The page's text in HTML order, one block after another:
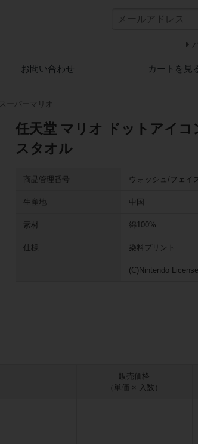
お問い合わせ カートを見
スーパーマリオ
任天堂 マリオ ドットアイ
スタオル
商品管理番号 ウォッシュ/フェイ
生産地 中国
素材 綿100%
仕様 染料プリント
(C)Nintendo
販売価格
（単価 × 入数）